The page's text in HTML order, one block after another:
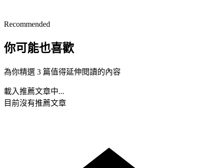
Recommended
你可能也喜歡
為你精選 3 篇值得延伸閱讀的內容
載入推薦文章中...
目前沒有推薦文章